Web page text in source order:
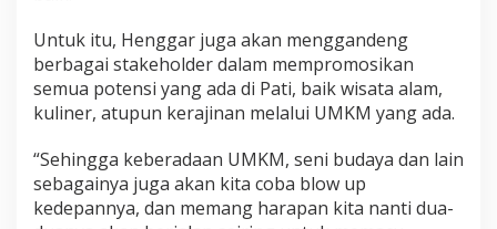
n
g
g
a
l
n
M
o
Untuk itu, Henggar juga akan menggandeng
berbagai stakeholder dalam mempromosikan
semua potensi yang ada di Pati, baik wisata alam,
kuliner, atupun kerajinan melalui UMKM yang ada.
“Sehingga keberadaan UMKM, seni budaya dan lain
sebagainya juga akan kita coba blow up
kedepannya, dan memang harapan kita nanti dua-